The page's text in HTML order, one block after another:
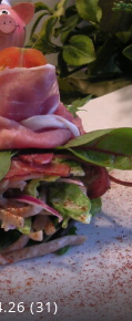
(31)